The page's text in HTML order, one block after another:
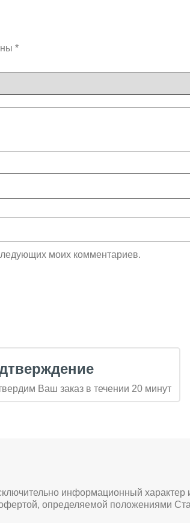
*
моих комментариев.
Ваш заказ в течении 20 минут
информационный
определяемой положениями